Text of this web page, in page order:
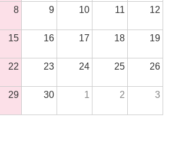
8 9 10 11 12
15 16 17 18 19
22 23 24 25 26
29 30 1 2 3